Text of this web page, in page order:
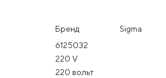
Бренд
Sigma
6125032
220 V
220 вольт